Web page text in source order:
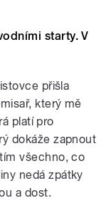
starty. V
přišla
který mě
platí pro
dokáže zapnout
všechno, co
nedá zpátky
a dost.